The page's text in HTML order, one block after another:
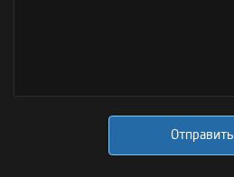
Отправить